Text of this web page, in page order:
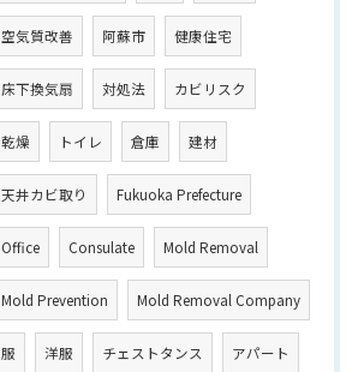
空気質改善 阿蘇市 健康住宅
床下換気扇 対処法 カビリスク
乾燥 トイレ 倉庫 建材
天井カビ取り Fukuoka Prefecture
Office Consulate Mold Removal
Mold Prevention Mold Removal Company
服 洋服 チェストタンス アパート